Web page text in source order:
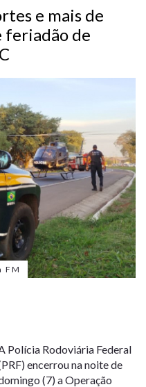
e mais de
de
FM
Polícia Rodoviária Federal
encerrou na noite de
(7) a Operação